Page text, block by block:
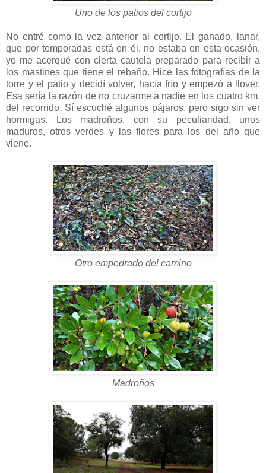
Uno de los patios del cortijo
No entré como la vez anterior al cortijo. El ganado, lanar,
que por temporadas está en él, no estaba en esta ocasión,
yo me acerqué con cierta cautela preparado para recibir a
los mastines que tiene el rebaño. Hice las fotografías de la
torre y el patio y decidí volver, hacía frío y empezó a llover.
Esa sería la razón de no cruzarme a nadie en los cuatro km.
del recorrido. Sí escuché algunos pájaros, pero sigo sin ver
hormigas. Los madroños, con su peculiaridad, unos
maduros, otros verdes y las flores para los del año que
viene.
Otro empedrado del camino
Madroños